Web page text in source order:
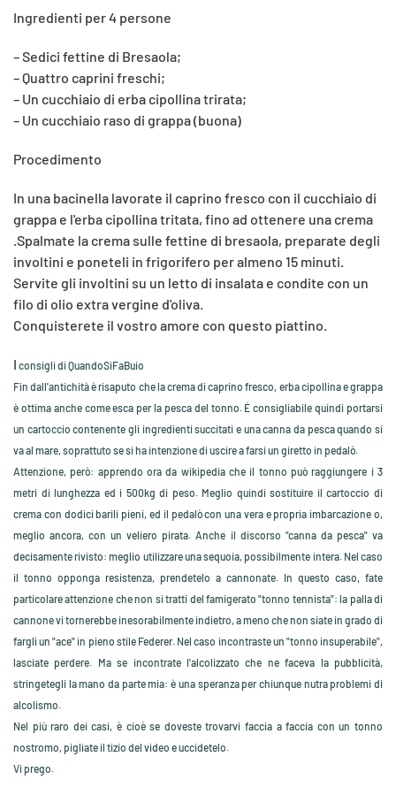
Ingredienti per 4 persone
– Sedici fettine di Bresaola;
– Quattro caprini freschi;
– Un cucchiaio di erba cipollina trirata;
– Un cucchiaio raso di grappa (buona)
Procedimento
In una bacinella lavorate il caprino fresco con il cucchiaio di
grappa e l'erba cipollina tritata, fino ad ottenere una crema
.Spalmate la crema sulle fettine di bresaola, preparate degli
involtini e poneteli in frigorifero per almeno 15 minuti.
Servite gli involtini su un letto di insalata e condite con un
filo di olio extra vergine d'oliva.
Conquisterete il vostro amore con questo piattino.
I consigli di QuandoSiFaBuio
Fin dall'antichità è risaputo che la crema di caprino fresco, erba cipollina e grappa
è ottima anche come esca per la pesca del tonno. É consigliabile quindi portarsi
un cartoccio contenente gli ingredienti succitati e una canna da pesca quando si
va al mare, soprattuto se si ha intenzione di uscire a farsi un giretto in pedalò.
Attenzione, però: apprendo ora da wikipedia che il tonno può raggiungere i 3
metri di lunghezza ed i 500kg di peso. Meglio quindi sostituire il cartoccio di
crema con dodici barili pieni, ed il pedalò con una vera e propria imbarcazione o,
meglio ancora, con un veliero pirata. Anche il discorso "canna da pesca" va
decisamente rivisto: meglio utilizzare una sequoia, possibilmente intera. Nel caso
il tonno opponga resistenza, prendetelo a cannonate. In questo caso, fate
particolare attenzione che non si tratti del famigerato "tonno tennista": la palla di
cannone vi tornerebbe inesorabilmente indietro, a meno che non siate in grado di
fargli un "ace" in pieno stile Federer. Nel caso incontraste un "tonno insuperabile",
lasciate perdere. Ma se incontratel'alcolizzato che ne faceva la pubblicità,
stringetegli la mano da parte mia: è una speranza per chiunque nutra problemi di
alcolismo.
Nel più raro dei casi, è cioè se doveste trovarvi faccia a faccia con un tonno
nostromo, pigliate il tizio del video e uccidetelo.
Vi prego.